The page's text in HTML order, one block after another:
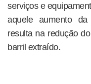
serviços e
aquele aumento
resulta na redução
barril extraído.